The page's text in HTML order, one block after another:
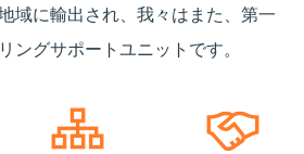
域に輸出され、我々はまた、第一
ングサポートユニットです。